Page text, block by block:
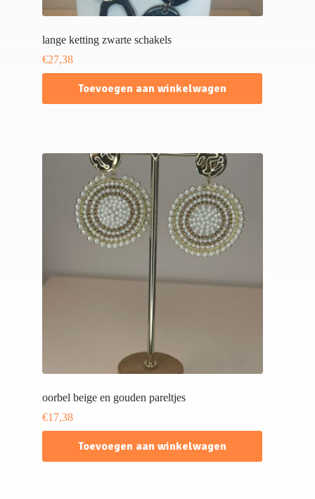
lange ketting zwarte schakels
€27,38
Toevoegen aan winkelwagen
oorbel beige en gouden pareltjes
€17,38
Toevoegen aan winkelwagen